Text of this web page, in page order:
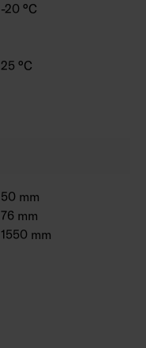
-20 °C
25 °C
50 mm
76 mm
1550 mm